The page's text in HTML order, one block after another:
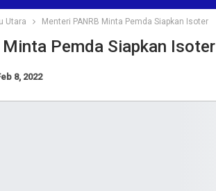
Utara Menteri PANRB Minta Pemda Siapkan Isoter
Pemda Siapkan Isoter
8, 2022